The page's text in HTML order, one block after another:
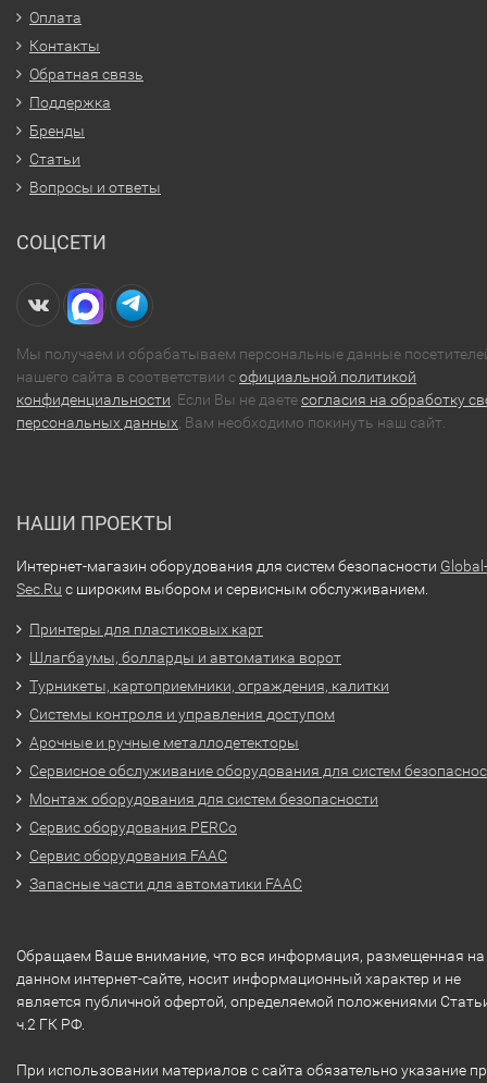
Оплата
Контакты
Обратная связь
Поддержка
Бренды
Статьи
Вопросы и ответы
СОЦСЕТИ
Мы получаем и обрабатываем персональные данные
нашего сайта в соответствии софициальной политикой
конфиденциальности . Если Вы не даетесогласия на обработку
персональных данных , Вам необходимо покинуть наш сайт.
НАШИ ПРОЕКТЫ
Интернет-магазин оборудования для систем безопасности Global-
Sec.Ru с широким выбором и сервисным обслуживанием.
Принтеры для пластиковых карт
Шлагбаумы, болларды и автоматика ворот
Турникеты, картоприемники, ограждения, калитки
Системы контроля и управления доступом
Арочные и ручные металлодетекторы
Сервисное обслуживание оборудования для систем
Монтаж оборудования для систем безопасности
Сервис оборудования PERCo
Сервис оборудования FAAC
Запасные части для автоматики FAAC
Обращаем Ваше внимание, что вся информация, размещенная на
данном интернет-сайте, носит информационный характер и не
является публичной офертой, определяемой положениями
ч.2 ГК РФ.
При использовании материалов с сайта обязательно указание